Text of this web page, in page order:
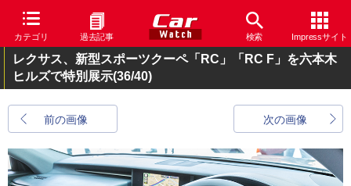
カテゴリ 過去記事 検索 Impressサイト
レクサス、新型スポーツクーペ「RC」「RC F」を六本木
ヒルズで特別展示(36/40)
前の画像 次の画像